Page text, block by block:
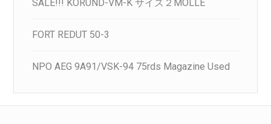
SALE!!! KORUND-VM-K サイズ２MOLLE
FORT REDUT 50-3
NPO AEG 9A91/VSK-94 75rds Magazine Used